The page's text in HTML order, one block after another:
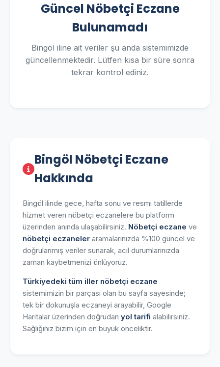
Güncel Nöbetçi Eczane
Bulunamadı
Bingöl iline ait veriler şu anda sistemimizde
güncellenmektedir. Lütfen kısa bir süre sonra
tekrar kontrol ediniz.
Bingöl Nöbetçi Eczane
Hakkında
Bingöl ilinde gece, hafta sonu ve resmi tatillerde
hizmet veren nöbetçi eczanelere bu platform
üzerinden anında ulaşabilirsiniz. Nöbetçi eczane ve
nöbetçi eczaneler aramalarınızda %100 güncel ve
doğrulanmış veriler sunarak, acil durumlarınızda
zaman kaybetmenizi önlüyoruz.
Türkiyedeki tüm iller nöbetçi eczane
sistemimizin bir parçası olan bu sayfa sayesinde;
tek bir dokunuşla eczaneyi arayabilir, Google
Haritalar üzerinden doğrudan yol tarifi alabilirsiniz.
Sağlığınız bizim için en büyük önceliktir.